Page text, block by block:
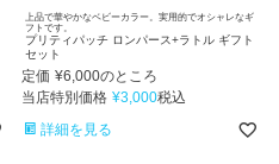
上品で華やかなベビーカラー。実用的でオシャレなギ
フトです。
プリティパッチ ロンパース+ラトル ギフト
セット
定価 ¥6,000のところ
当店特別価格 ¥3,000税込
詳細を見る